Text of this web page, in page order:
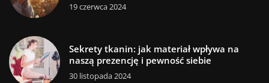
19 czerwca 2024
Sekrety tkanin: jak materiał wpływa na
naszą prezencję i pewność siebie
30 listopada 2024